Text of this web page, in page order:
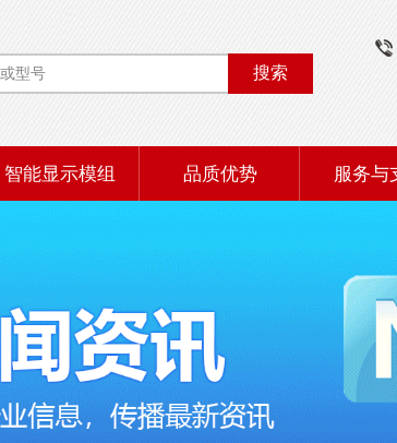
搜索
智能显示模组 品质优势 服务与